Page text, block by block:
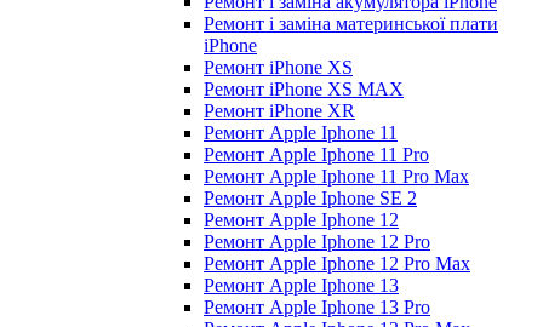
Ремонт і заміна материнської плати
iPhone
Ремонт iPhone XS
Ремонт iPhone XS MAX
Ремонт iPhone XR
Ремонт Apple Iphone 11
Ремонт Apple Iphone 11 Pro
Ремонт Apple Iphone 11 Pro Max
Ремонт Apple Iphone SE 2
Ремонт Apple Iphone 12
Ремонт Apple Iphone 12 Pro
Ремонт Apple Iphone 12 Pro Max
Ремонт Apple Iphone 13
Ремонт Apple Iphone 13 Pro